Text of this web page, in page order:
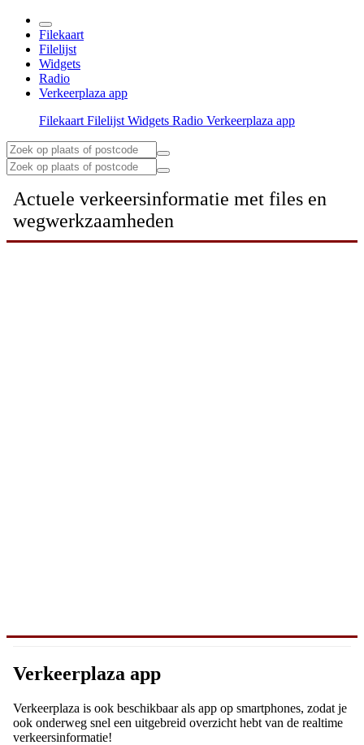
Filekaart
Filelijst
Widgets
Radio
Verkeerplaza app
Filekaart Filelijst Widgets Radio Verkeerplaza app
Actuele verkeersinformatie met files en
wegwerkzaamheden
Verkeerplaza app
Verkeerplaza is ook beschikbaar als app op smartphones, zodat je
ook onderweg snel een uitgebreid overzicht hebt van de realtime
verkeersinformatie!